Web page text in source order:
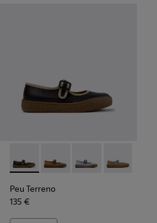
Peu Terreno - K201825-009 -
Peu Terreno - K201825-
Peu Terreno -
Peu
Peu Terreno
135 €